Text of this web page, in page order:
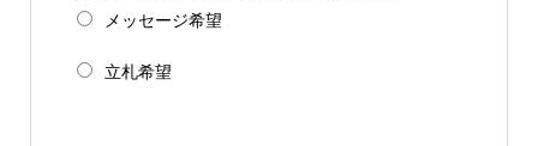
メッセージ希望
立札希望